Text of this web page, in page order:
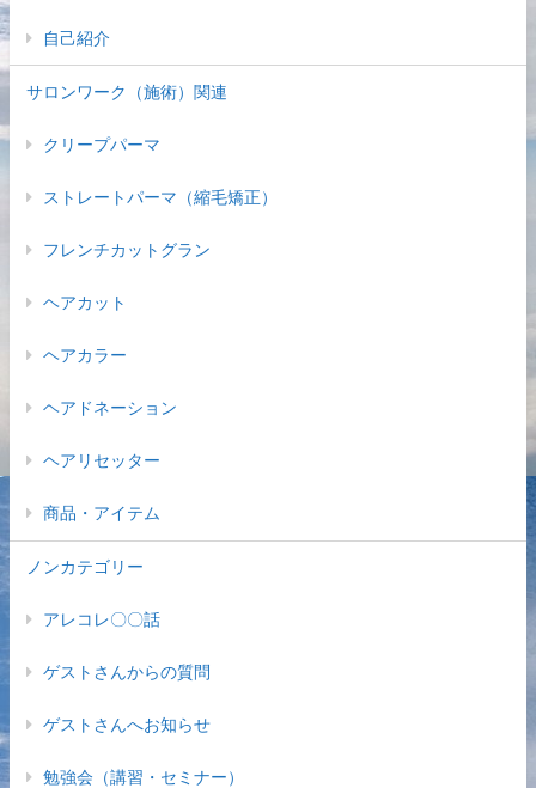
自己紹介
サロンワーク（施術）関連
クリープパーマ
ストレートパーマ（縮毛矯正）
フレンチカットグラン
ヘアカット
ヘアカラー
ヘアドネーション
ヘアリセッター
商品・アイテム
ノンカテゴリー
アレコレ〇〇話
ゲストさんからの質問
ゲストさんへお知らせ
勉強会（講習・セミナー）